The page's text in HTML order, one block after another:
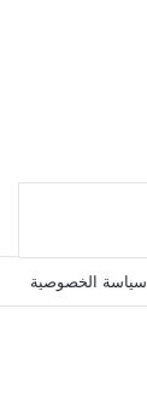
سياسة الخصوصية